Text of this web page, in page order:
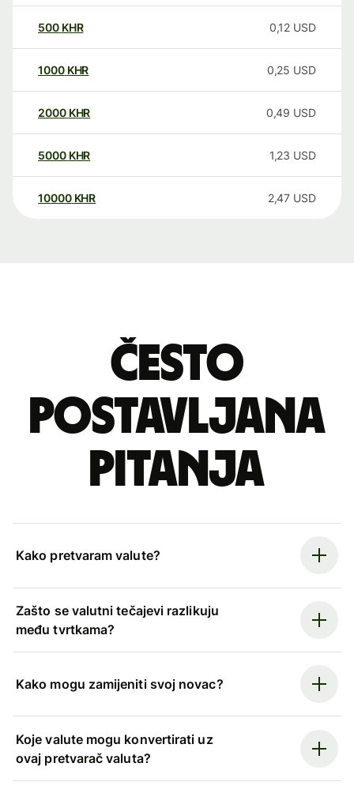
500 KHR 0,12 USD
1000 KHR 0,25 USD
2000 KHR 0,49 USD
5000 KHR 1,23 USD
10000 KHR 2,47 USD
Često
postavljana
pitanja
Kako pretvaram valute?
Zašto se valutni tečajevi razlikuju
među tvrtkama?
Kako mogu zamijeniti svoj novac?
Koje valute mogu konvertirati uz
ovaj pretvarač valuta?